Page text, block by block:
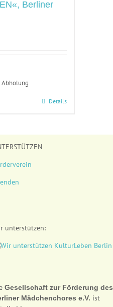
Berliner
Abholung
Details
unterstützen:
Gesellschaft zur Förderung des
Mädchenchores e.V. ist